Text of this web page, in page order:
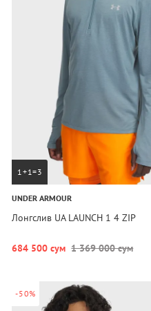
1+1=3
UNDER ARMOUR
Лонгслив UA LAUNCH 1 4 ZIP
684 500 сум 1 369 000 сум
-50%